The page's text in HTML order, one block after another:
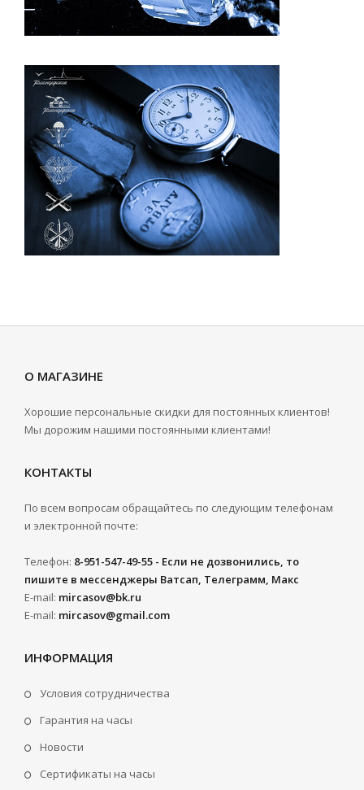
О МАГАЗИНЕ
Хорошие персональные скидки для постоянных клиентов!
Мы дорожим нашими постоянными клиентами!
КОНТАКТЫ
По всем вопросам обращайтесь по следующим телефонам
и электронной почте:
Телефон: 8-951-547-49-55 - Если не дозвонились, то
пишите в мессенджеры Ватсап, Телеграмм, Макс
E-mail: mircasov@bk.ru
E-mail: mircasov@gmail.com
ИНФОРМАЦИЯ
Условия сотрудничества
Гарантия на часы
Новости
Сертификаты на часы